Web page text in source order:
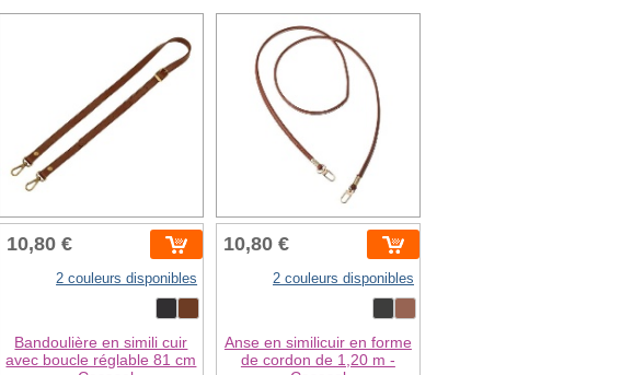
10,80 €
2 couleurs disponibles
Bandoulière en simili cuir
avec boucle réglable 81 cm
10,80 €
2 couleurs disponibles
Anse en similicuir en forme
de cordon de 1,20 m -